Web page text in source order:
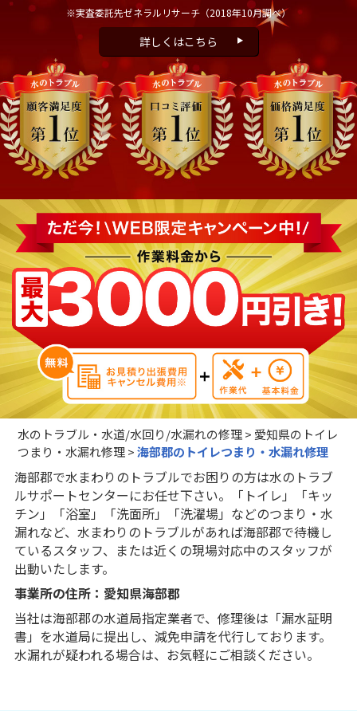
※実査委託先ゼネラルリサーチ （2018年10月調べ）
詳しくはこちら
水のトラブル・水道/水回り/水漏れの修理> 愛知県のトイレ
つまり・水漏れ修理>海部郡のトイレつまり・水漏れ修理
海部郡で水まわりのトラブルでお困りの方は水のトラブ
ルサポートセンターにお任せ下さい。「トイレ」「キッ
チン」「浴室」「洗面所」「洗濯場」などのつまり・水
漏れなど、水まわりのトラブルがあれば海部郡で待機し
ているスタッフ、または近くの現場対応中のスタッフが
出動いたします。
事業所の住所：愛知県海部郡
当社は海部郡の水道局指定業者で、修理後は「漏水証明
書」を水道局に提出し、減免申請を代行しております。
水漏れが疑われる場合は、お気軽にご相談ください。